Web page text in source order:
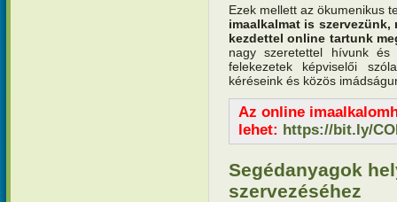
Ezek mellett az ökumenikus
imaalkalmat is szervezünk,
kezdettel online tartunk
nagy szeretettel hívunk és
felekezetek képviselői
kéréseink és közös
Az online
lehet: https://bit.ly/
Segédanyagok
szervezéséhez